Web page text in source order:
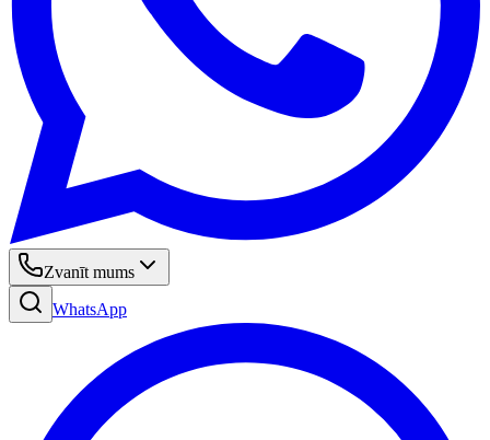
Zvanīt mums
WhatsApp